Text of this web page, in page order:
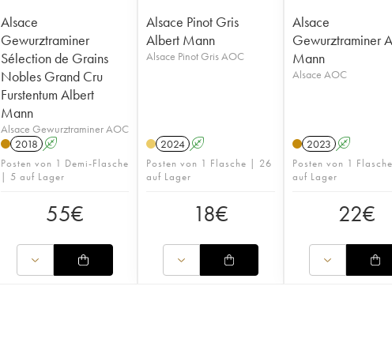
Alsace
Gewurztraminer
Sélection de Grains
Nobles Grand Cru
Furstentum Albert
Mann
Alsace Gewurztraminer AOC
2018 A
Posten von 1 Demi-Flasche
| 5 auf Lager
55€
Alsace Pinot Gris
Albert Mann
Alsace Pinot Gris AOC
2024 A
Posten von 1 Flasche | 26
auf Lager
18€
Alsace
Gewurztraminer
Mann
Alsace AOC
2023 A
Posten von 1
auf Lager
22€